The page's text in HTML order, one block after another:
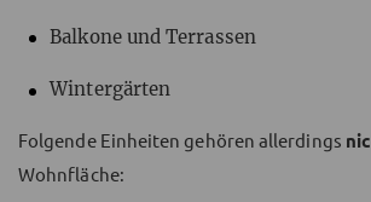
Balkone und Terrassen
Wintergärten
Folgende Einheiten gehören allerdings
Wohnfläche: